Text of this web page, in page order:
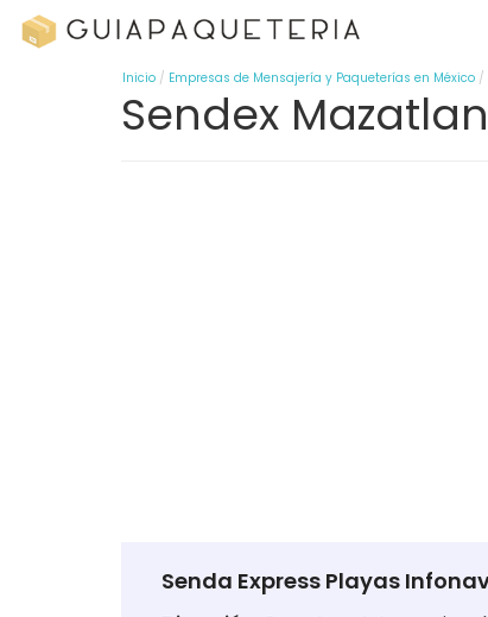
Inicio Empresas de Mensajería y Paqueterías en México
Sendex Mazatlan
Senda Express Playas